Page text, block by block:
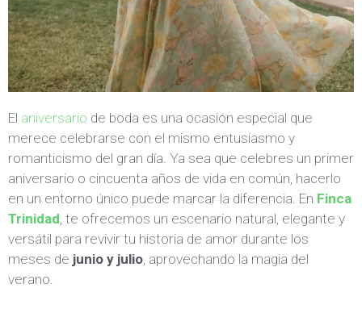
El aniversario de boda es una ocasión especial que
merece celebrarse con el mismo entusiasmo y
romanticismo del gran día. Ya sea que celebres un primer
aniversario o cincuenta años de vida en común, hacerlo
en un entorno único puede marcar la diferencia. En Finca
Trinidad, te ofrecemos un escenario natural, elegante y
versátil para revivir tu historia de amor durante los
meses de junio y julio, aprovechando la magia del
verano.